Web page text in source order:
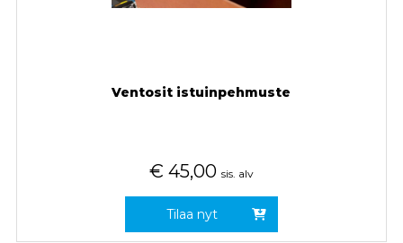
Ventosit istuinpehmuste
€ 45,00 sis. alv
Tilaa nyt